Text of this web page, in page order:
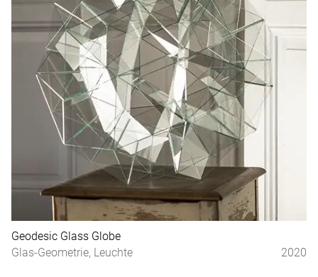
Geodesic Glass Globe
Glas-Geometrie, Leuchte
2020